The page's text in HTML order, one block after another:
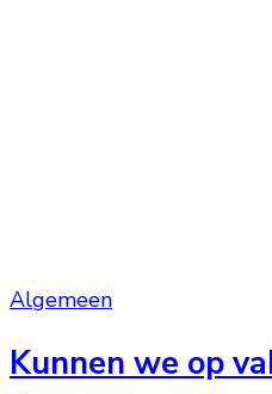
Algemeen
Kunnen we op